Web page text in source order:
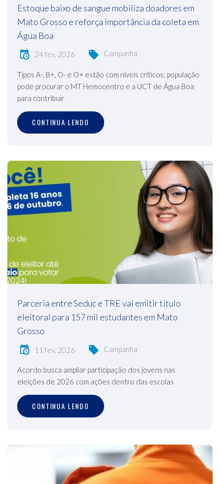
Estoque baixo de sangue mobiliza doadores em
Mato Grosso e reforça importância da coleta em
Água Boa
24 fev, 2026 Campanha
Tipos A-, B+, O- e O+ estão com níveis críticos; população
pode procurar o MT Hemocentro e a UCT de Água Boa
para contribuir
CONTINUA LENDO
Parceria entre Seduc e TRE vai emitir título
eleitoral para 157 mil estudantes em Mato
Grosso
11 fev, 2026 Campanha
Acordo busca ampliar participação dos jovens nas
eleições de 2026 com ações dentro das escolas
CONTINUA LENDO